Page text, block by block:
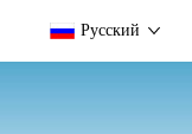
Pусский